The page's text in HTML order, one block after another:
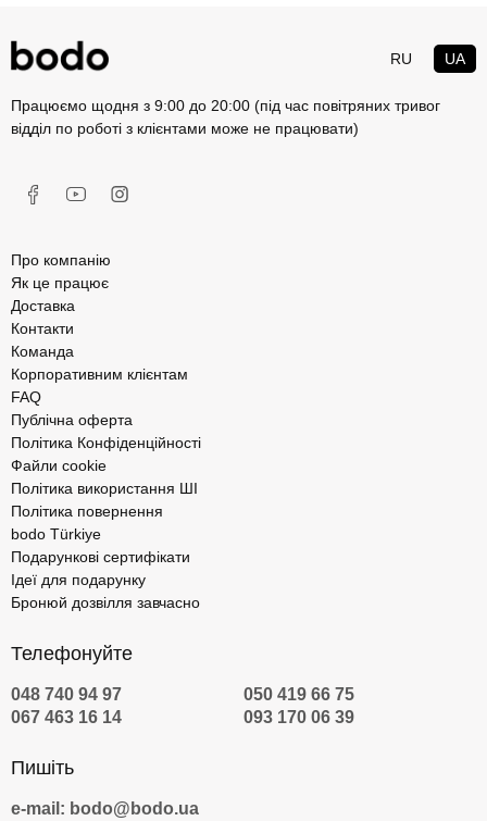
RU UA
Працюємо щодня з 9:00 до 20:00 (під час повітряних тривог
відділ по роботі з клієнтами може не працювати)
Про компанію
Як це працює
Доставка
Контакти
Команда
Корпоративним клієнтам
FAQ
Публічна оферта
Політика Конфіденційності
Файли cookie
Політика використання ШІ
Політика повернення
bodo Türkiye
Подарункові сертифікати
Ідеї для подарунку
Бронюй дозвілля завчасно
Телефонуйте
048 740 94 97
050 419 66 75
067 463 16 14
093 170 06 39
Пишіть
e-mail: bodo@bodo.ua